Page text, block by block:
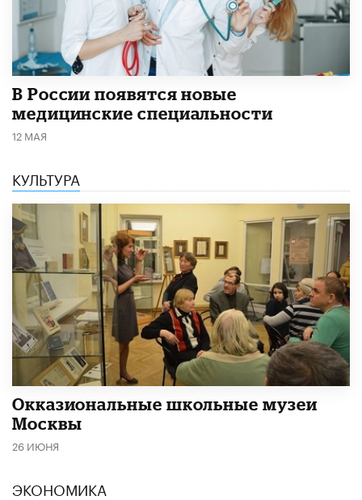
В России появятся новые
медицинские специальности
12 МАЯ
КУЛЬТУРА
​Окказиональные школьные музеи
Москвы
26 ИЮНЯ
ЭКОНОМИКА